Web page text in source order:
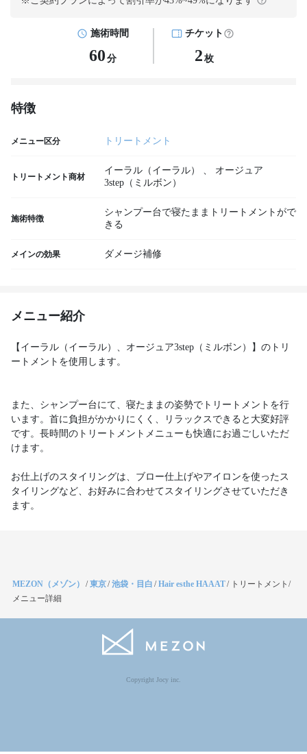
施術時間
60 分
チケット
2 枚
特徴
メニュー区分 トリートメント
トリートメント商材
イーラル（イーラル） 、
オージュア
3step（ミルボン）
施術特徴
シャンプー台で寝たままトリートメントがで
きる
メインの効果 ダメージ補修
メニュー紹介
【イーラル（イーラル）、オージュア3step（ミルボン）】のトリ
ートメントを使用します。
また、シャンプー台にて、寝たままの姿勢でトリートメントを行
います。首に負担がかかりにくく、リラックスできると大変好評
です。長時間のトリートメントメニューも快適にお過ごしいただ
けます。
お仕上げのスタイリングは、ブロー仕上げやアイロンを使ったス
タイリングなど、お好みに合わせてスタイリングさせていただき
ます。
MEZON（メゾン） /東京/池袋・目白 /Hair esthe HAAAT/ トリートメント/
メニュー詳細
Copyright Jocy inc.